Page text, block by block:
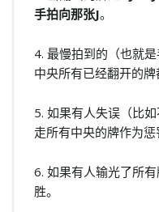
手拍向那张J。
4. 最慢拍到的（也就
中央所有已经翻开的牌
5. 如果有人失误（比
走所有中央的牌作为惩
6. 如果有人输光了所
胜。